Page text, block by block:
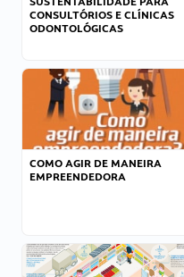
CONSULTÓRIOS E CLÍNICAS
ODONTOLÓGICAS
COMO AGIR DE MANEIRA
EMPREENDEDORA